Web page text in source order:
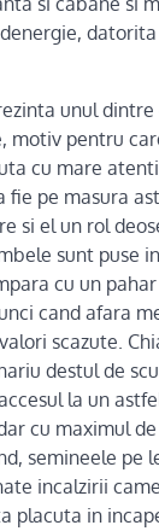
unul dintre
motiv pentru
cu mare
fie pe masura
si el un rol
sunt puse
cu un
cand afara
scazute.
destul de
la un
cu maximul
semineele pe
incalzirii
placuta in